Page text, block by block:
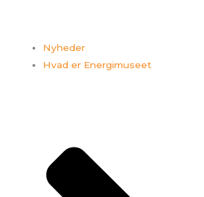
Nyheder
Hvad er Energimuseet